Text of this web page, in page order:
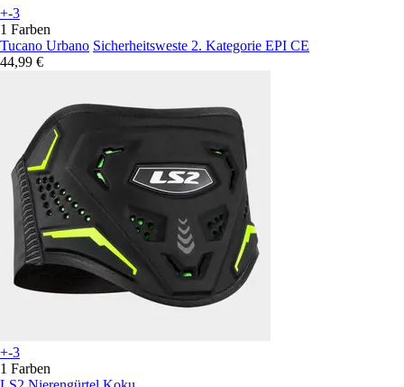
+-3
1 Farben
Tucano Urbano Sicherheitsweste 2. Kategorie EPI CE
44,99 €
+-3
1 Farben